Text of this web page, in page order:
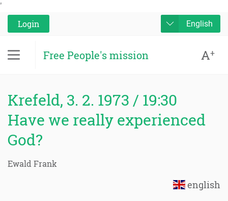
'
Login
English
Free People's mission A+
Krefeld, 3. 2. 1973 / 19:30
Have we really experienced
God?
Ewald Frank
english